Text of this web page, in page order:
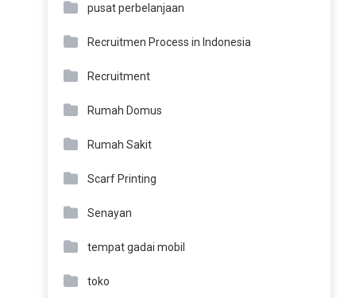
pusat perbelanjaan
Recruitmen Process in Indonesia
Recruitment
Rumah Domus
Rumah Sakit
Scarf Printing
Senayan
tempat gadai mobil
toko